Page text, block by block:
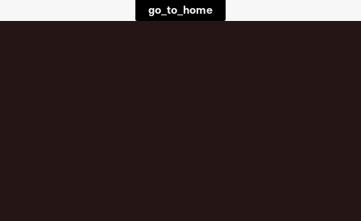
Progetti
go_to_home